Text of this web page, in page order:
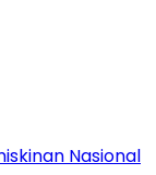
Nasional